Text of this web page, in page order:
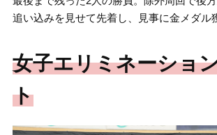
追い込みを見せて先着し、見事に金メダル
女子エリミネーショ
ト